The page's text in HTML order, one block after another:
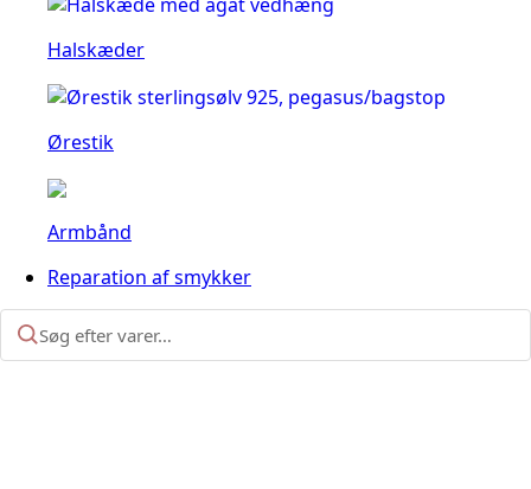
Halskæder
Ørestik
Armbånd
Reparation af smykker